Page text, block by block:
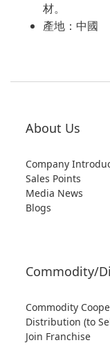
材。
產地：中國
About Us
Company
Sales Points
Media News
Blogs
Commodity/
Commodity
Distribution (to
Join Franchise